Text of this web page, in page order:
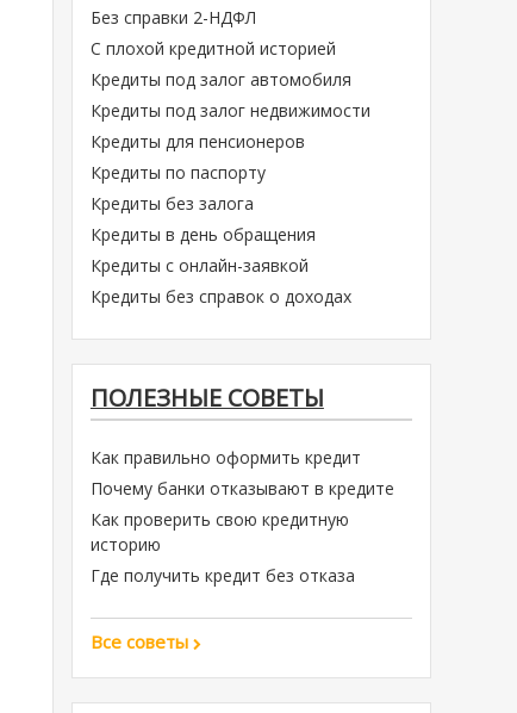
Без справки 2-НДФЛ
С плохой кредитной историей
Кредиты под залог автомобиля
Кредиты под залог недвижимости
Кредиты для пенсионеров
Кредиты по паспорту
Кредиты без залога
Кредиты в день обращения
Кредиты с онлайн-заявкой
Кредиты без справок о доходах
ПОЛЕЗНЫЕ СОВЕТЫ
Как правильно оформить кредит
Почему банки отказывают в кредите
Как проверить свою кредитную
историю
Где получить кредит без отказа
Все советы